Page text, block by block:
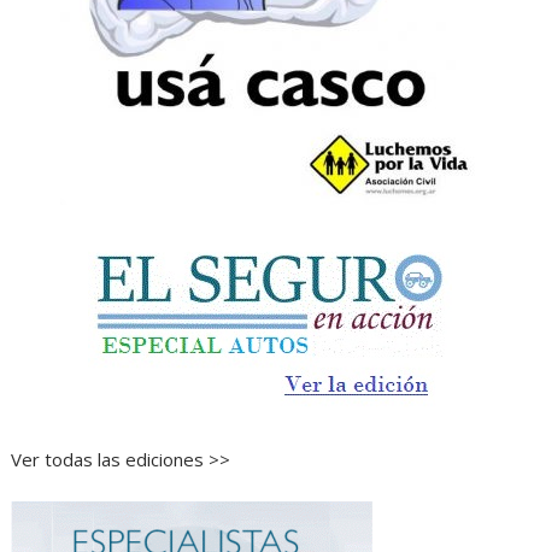
Ver todas las ediciones >>